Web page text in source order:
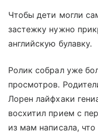
Чтобы дети могли
застежку нужно
английскую булавку.
Ролик собрал уже
просмотров.
Лорен лайфхаки
восхитил прием с
из мам написала,